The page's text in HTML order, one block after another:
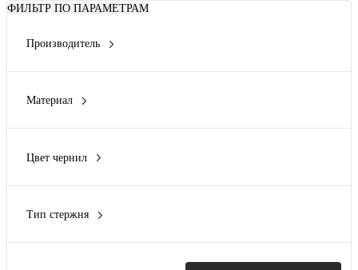
ФИЛЬТР ПО ПАРАМЕТРАМ
Производитель
Материал
Цвет чернил
Тип стержня